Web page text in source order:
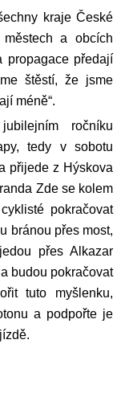
kraje České
a obcích
propagace předají
štěstí, že jsme
méně“.
ročníku
tedy v sobotu
přijede z Hýskova
Zde se kolem
pokračovat
bránou přes most,
přes Alkazar
budou pokračovat
tuto myšlenku,
a podpořte je